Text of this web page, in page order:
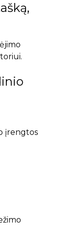
įrengtos